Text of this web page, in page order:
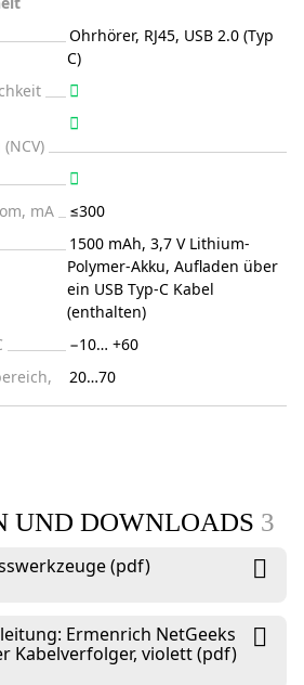
Ohrhörer, RJ45, USB 2.0 (Typ
C)
mA
≤300
1500 mAh, 3,7 V Lithium-
Polymer-Akku, Aufladen über
ein USB Typ-C Kabel
(enthalten)
−10… +60
20…70
UND DOWNLOADS 3
(pdf)
Ermenrich NetGeeks
Kabelverfolger, violett (pdf)